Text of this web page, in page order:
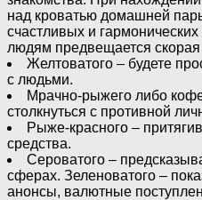
над кроватью домашней
счастливых и
людям предвещается скорая
Желтоватого – будете
с людьми.
Мрачно-рыжего либо
столкнуться с противной
Рыже-красного –
средства.
Сероватого –
сферах. Зеленоватого –
анонсы, валютные